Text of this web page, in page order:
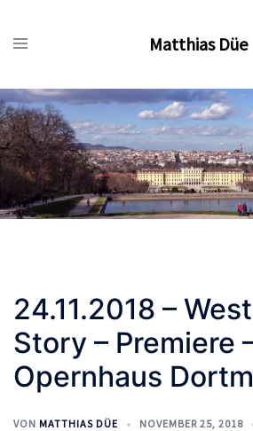
Inhalt
Matthias Düe
24.11.2018 –
Story – Premiere
Opernhaus
VON MATTHIAS DÜE NOVEMBER 25, 2018